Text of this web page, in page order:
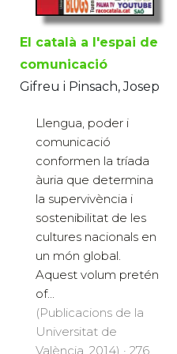
El català a l'espai de
comunicació
Gifreu i Pinsach, Josep
Llengua, poder i
comunicació
conformen la tríada
àuria que determina
la supervivència i
sostenibilitat de les
cultures nacionals en
un món global.
Aquest volum pretén
of...
(Publicacions de la
Universitat de
València, 2014) · 276